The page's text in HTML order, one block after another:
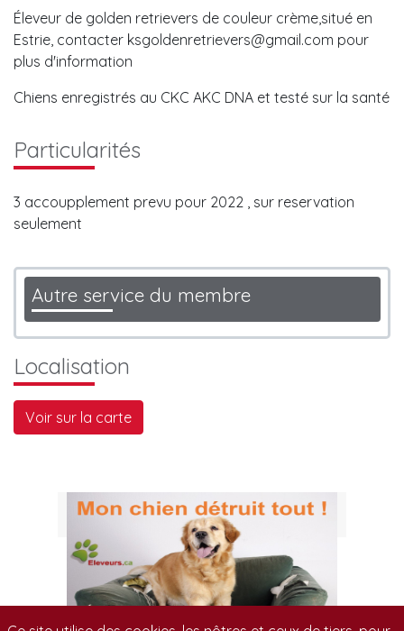
Éleveur de golden retrievers de couleur crème,situé en
Estrie, contacter ksgoldenretrievers@gmail.com pour
plus d'information
Chiens enregistrés au CKC AKC DNA et testé sur la santé
Particularités
3 accoupplement prevu pour 2022 , sur reservation
seulement
Autre service du membre
Localisation
Voir sur la carte